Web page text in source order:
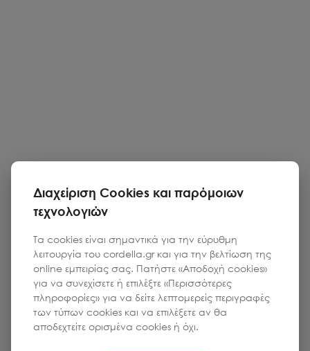
Διαχείριση Cookies και παρόμοιων
τεχνολογιών
Τα cookies είναι σημαντικά για την εύρυθμη
λειτουργία του cordella.gr και για την βελτίωση της
online εμπειρίας σας. Πατήστε «Αποδοχή cookies»
για να συνεχίσετε ή επιλέξτε «Περισσότερες
πληροφορίες» για να δείτε λεπτομερείς περιγραφές
των τύπων cookies και να επιλέξετε αν θα
αποδεχτείτε ορισμένα cookies ή όχι.